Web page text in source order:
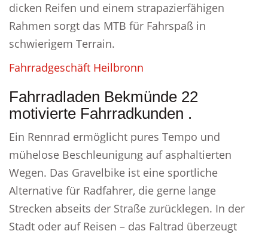
dicken Reifen und einem strapazierfähigen
Rahmen sorgt das MTB für Fahrspaß in
schwierigem Terrain.
Fahrradgeschäft Heilbronn
Fahrradladen Bekmünde 22
motivierte Fahrradkunden .
Ein Rennrad ermöglicht pures Tempo und
mühelose Beschleunigung auf asphaltierten
Wegen. Das Gravelbike ist eine sportliche
Alternative für Radfahrer, die gerne lange
Strecken abseits der Straße zurücklegen. In der
Stadt oder auf Reisen – das Faltrad überzeugt